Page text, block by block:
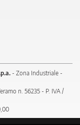
- Zona Industriale -
n. 56235 - P. IVA /